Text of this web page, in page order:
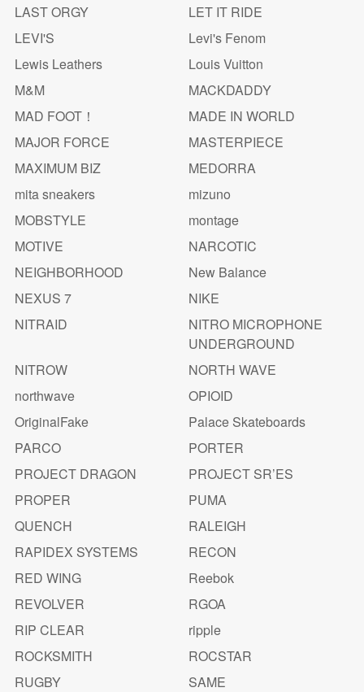
LAST ORGY
LET IT RIDE
LEVI'S
Levi's Fenom
Lewis Leathers
Louis Vuitton
M&M
MACKDADDY
MAD FOOT！
MADE IN WORLD
MAJOR FORCE
MASTERPIECE
MAXIMUM BIZ
MEDORRA
mita sneakers
mizuno
MOBSTYLE
montage
MOTIVE
NARCOTIC
NEIGHBORHOOD
New Balance
NEXUS 7
NIKE
NITRAID
NITRO MICROPHONE
UNDERGROUND
NITROW
NORTH WAVE
northwave
OPIOID
OriginalFake
Palace Skateboards
PARCO
PORTER
PROJECT DRAGON
PROJECT SR’ES
PROPER
PUMA
QUENCH
RALEIGH
RAPIDEX SYSTEMS
RECON
RED WING
Reebok
REVOLVER
RGOA
RIP CLEAR
ripple
ROCKSMITH
ROCSTAR
RUGBY
SAME